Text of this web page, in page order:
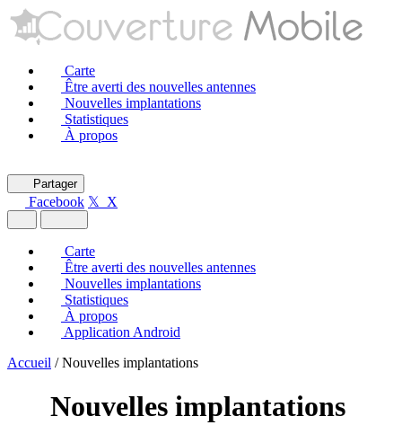
Carte
Être averti des nouvelles antennes
Nouvelles implantations
Statistiques
À propos
Partager
Facebook 𝕏 X
Carte
Être averti des nouvelles antennes
Nouvelles implantations
Statistiques
À propos
Application Android
Accueil / Nouvelles implantations
Nouvelles implantations